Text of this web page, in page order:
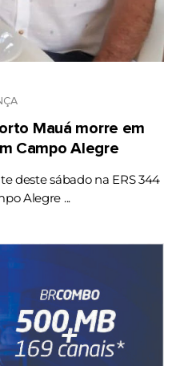
Mauá morre em
Campo Alegre
deste sábado na ERS 344
Alegre ...